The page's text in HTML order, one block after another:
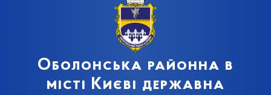
Оболонська районна в
місті Києві державна